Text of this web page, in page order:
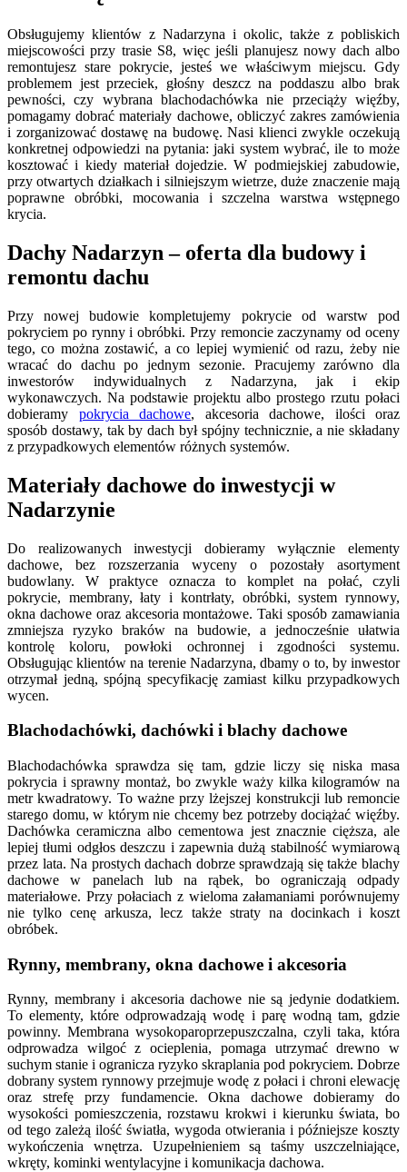
Obsługujemy klientów z Nadarzyna i okolic, także z pobliskich
miejscowości przy trasie S8, więc jeśli planujesz nowy dach albo
remontujesz stare pokrycie, jesteś we właściwym miejscu. Gdy
problemem jest przeciek, głośny deszcz na poddaszu albo brak
pewności, czy wybrana blachodachówka nie przeciąży więźby,
pomagamy dobrać materiały dachowe, obliczyć zakres zamówienia
i zorganizować dostawę na budowę. Nasi klienci zwykle oczekują
konkretnej odpowiedzi na pytania: jaki system wybrać, ile to może
kosztować i kiedy materiał dojedzie. W podmiejskiej zabudowie,
przy otwartych działkach i silniejszym wietrze, duże znaczenie mają
poprawne obróbki, mocowania i szczelna warstwa wstępnego
krycia.
Dachy Nadarzyn – oferta dla budowy i
remontu dachu
Przy nowej budowie kompletujemy pokrycie od warstw pod
pokryciem po rynny i obróbki. Przy remoncie zaczynamy od oceny
tego, co można zostawić, a co lepiej wymienić od razu, żeby nie
wracać do dachu po jednym sezonie. Pracujemy zarówno dla
inwestorów indywidualnych z Nadarzyna, jak i ekip
wykonawczych. Na podstawie projektu albo prostego rzutu połaci
dobieramy pokrycia dachowe, akcesoria dachowe, ilości oraz
sposób dostawy, tak by dach był spójny technicznie, a nie składany
z przypadkowych elementów różnych systemów.
Materiały dachowe do inwestycji w
Nadarzynie
Do realizowanych inwestycji dobieramy wyłącznie elementy
dachowe, bez rozszerzania wyceny o pozostały asortyment
budowlany. W praktyce oznacza to komplet na połać, czyli
pokrycie, membrany, łaty i kontrłaty, obróbki, system rynnowy,
okna dachowe oraz akcesoria montażowe. Taki sposób zamawiania
zmniejsza ryzyko braków na budowie, a jednocześnie ułatwia
kontrolę koloru, powłoki ochronnej i zgodności systemu.
Obsługując klientów na terenie Nadarzyna, dbamy o to, by inwestor
otrzymał jedną, spójną specyfikację zamiast kilku przypadkowych
wycen.
Blachodachówki, dachówki i blachy dachowe
Blachodachówka sprawdza się tam, gdzie liczy się niska masa
pokrycia i sprawny montaż, bo zwykle waży kilka kilogramów na
metr kwadratowy. To ważne przy lżejszej konstrukcji lub remoncie
starego domu, w którym nie chcemy bez potrzeby dociążać więźby.
Dachówka ceramiczna albo cementowa jest znacznie cięższa, ale
lepiej tłumi odgłos deszczu i zapewnia dużą stabilność wymiarową
przez lata. Na prostych dachach dobrze sprawdzają się także blachy
dachowe w panelach lub na rąbek, bo ograniczają odpady
materiałowe. Przy połaciach z wieloma załamaniami porównujemy
nie tylko cenę arkusza, lecz także straty na docinkach i koszt
obróbek.
Rynny, membrany, okna dachowe i akcesoria
Rynny, membrany i akcesoria dachowe nie są jedynie dodatkiem.
To elementy, które odprowadzają wodę i parę wodną tam, gdzie
powinny. Membrana wysokoparoprzepuszczalna, czyli taka, która
odprowadza wilgoć z ocieplenia, pomaga utrzymać drewno w
suchym stanie i ogranicza ryzyko skraplania pod pokryciem. Dobrze
dobrany system rynnowy przejmuje wodę z połaci i chroni elewację
oraz strefę przy fundamencie. Okna dachowe dobieramy do
wysokości pomieszczenia, rozstawu krokwi i kierunku świata, bo
od tego zależą ilość światła, wygoda otwierania i późniejsze koszty
wykończenia wnętrza. Uzupełnieniem są taśmy uszczelniające,
wkręty, kominki wentylacyjne i komunikacja dachowa.